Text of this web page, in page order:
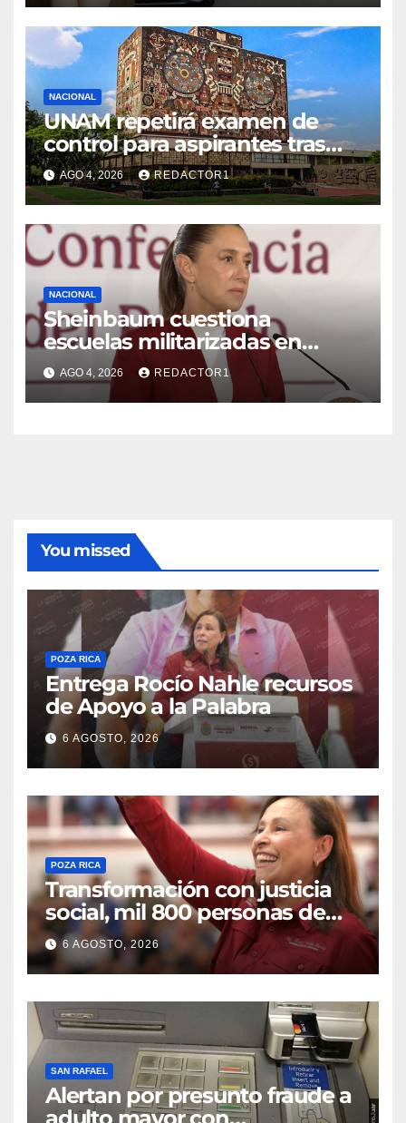
NACIONAL
UNAM repetirá examen de
control para aspirantes tras
fallas en pruebas en línea
AGO 4, 2026 REDACTOR1
NACIONAL
Sheinbaum cuestiona
escuelas militarizadas en
Guanajuato
AGO 4, 2026 REDACTOR1
You missed
POZA RICA
Entrega Rocío Nahle recursos
de Apoyo a la Palabra
6 AGOSTO, 2026
POZA RICA
Transformación con justicia
social, mil 800 personas de
siete municipios reciben
Apoyo a la Palabra: Rocío
Nahle
6 AGOSTO, 2026
SAN RAFAEL
Alertan por presunto fraude a